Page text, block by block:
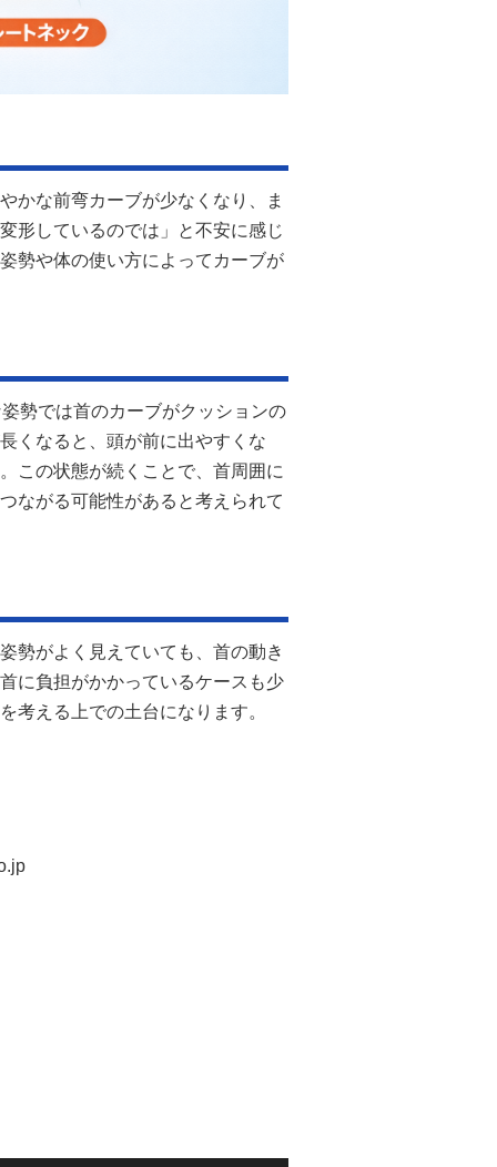
かな前弯カーブが少なくなり、ま
形しているのでは」と不安に感じ
勢や体の使い方によってカーブが
勢では首のカーブがクッションの
くなると、頭が前に出やすくな
この状態が続くことで、首周囲に
ながる可能性があると考えられて
勢がよく見えていても、首の動き
に負担がかかっているケースも少
考える上での土台になります。